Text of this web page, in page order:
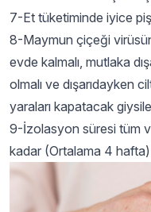
7-Et tüketiminde iyice
8-Maymun çiçeği
evde kalmalı, mutlaka
olmalı ve dışarıdayken
yaraları kapatacak
9-İzolasyon süresi tüm
kadar (Ortalama 4